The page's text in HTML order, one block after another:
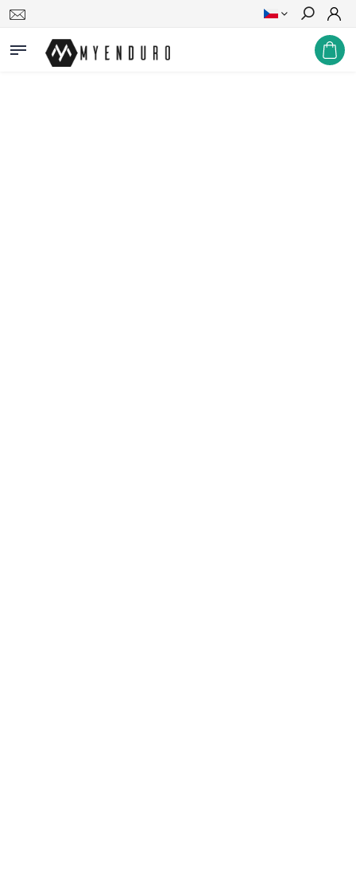
Hledat